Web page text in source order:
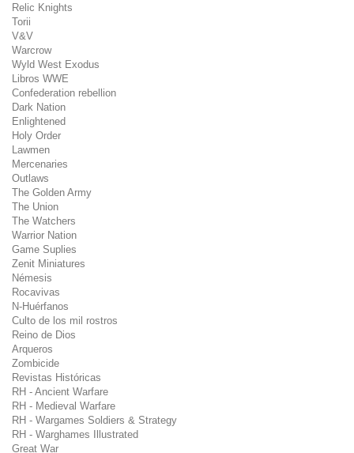
Relic Knights
Torii
V&V
Warcrow
Wyld West Exodus
Libros WWE
Confederation rebellion
Dark Nation
Enlightened
Holy Order
Lawmen
Mercenaries
Outlaws
The Golden Army
The Union
The Watchers
Warrior Nation
Game Suplies
Zenit Miniatures
Némesis
Rocavivas
N-Huérfanos
Culto de los mil rostros
Reino de Dios
Arqueros
Zombicide
Revistas Históricas
RH - Ancient Warfare
RH - Medieval Warfare
RH - Wargames Soldiers & Strategy
RH - Warghames Illustrated
Great War